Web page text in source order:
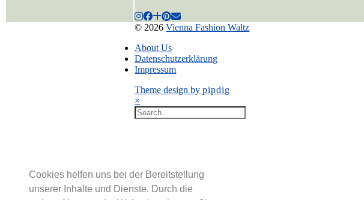
Cookies helfen uns bei der Bereitstellung
unserer Inhalte und Dienste. Durch die
© 2026Vienna Fashion Waltz
About Us
Datenschutzerklärung
Impressum
Theme design bypipdig
×